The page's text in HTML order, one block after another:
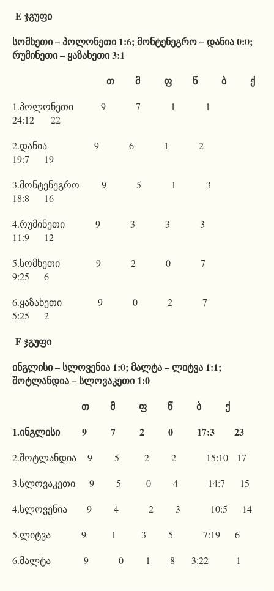
E ჯგუფი
სომხეთი – პოლონეთი 1:6; მონტენეგრო – დანია 0:0;
რუმინეთი – ყაზახეთი 3:1
თ მ ფ წ ბ ქ
1.პოლონეთი 9 7 1 1
24:12 22
2.დანია 9 6 1 2
19:7 19
3.მონტენეგრო 9 5 1 3
18:8 16
4.რუმინეთი 9 3 3 3
11:9 12
5.სომხეთი 9 2 0 7
9:25 6
6.ყაზახეთი 9 0 2 7
5:25 2
F ჯგუფი
ინგლისი – სლოვენია 1:0; მალტა – ლიტვა 1:1;
შოტლანდია – სლოვაკეთი 1:0
თ მ ფ წ ბ ქ
1.ინგლისი 9 7 2 0 17:3 23
2.შოტლანდია 9 5 2 2 15:10 17
3.სლოვაკეთი 9 5 0 4 14:7 15
4.სლოვენია 9 4 2 3 10:5 14
5.ლიტვა 9 1 3 5 7:19 6
6.მალტა 9 0 1 8 3:22 1